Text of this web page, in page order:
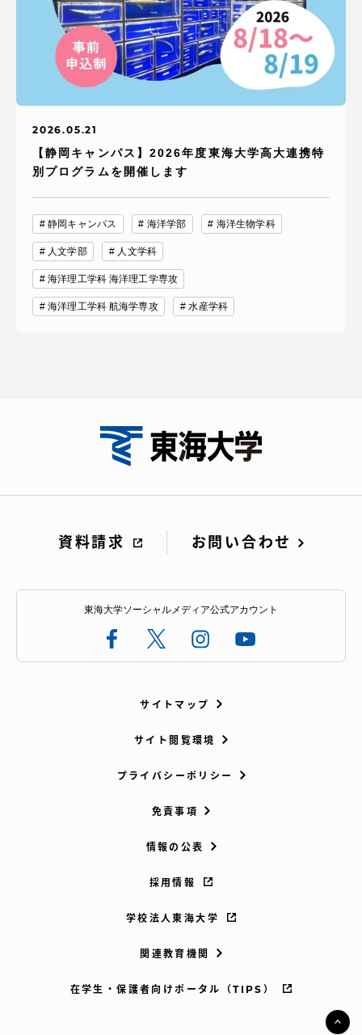
2026.05.21
【静岡キャンパス】2026年度東海大学高大連携特
別プログラムを開催します
静岡キャンパス 海洋学部 海洋生物学科
人文学部 人文学科
海洋理工学科 海洋理工学専攻
海洋理工学科 航海学専攻 水産学科
資料請求 お問い合わせ
東海大学ソーシャルメディア公式アカウント
サイトマップ
サイト閲覧環境
プライバシーポリシー
免責事項
情報の公表
採用情報
学校法人東海大学
関連教育機関
在学生・保護者向けポータル（TIPS）